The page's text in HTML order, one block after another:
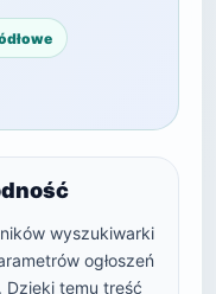
wyszukiwarki
ogłoszeń
temu treść